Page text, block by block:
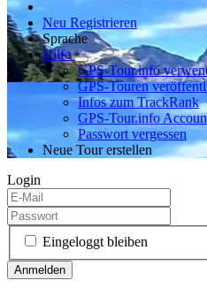
Neu Registrieren
Sprache
Hilfe
GPS-Tour.info
GPS-Touren
Infos zum TrackRank
GPS-Tour.info
Passwort vergessen
Neue Tour erstellen
Login
Eingeloggt bleiben